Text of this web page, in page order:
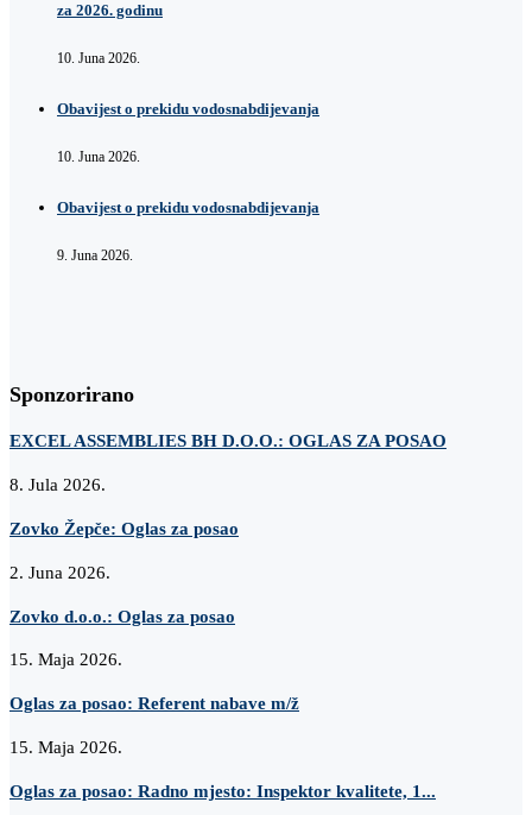
za 2026. godinu
10. Juna 2026.
Obavijest o prekidu vodosnabdijevanja
10. Juna 2026.
Obavijest o prekidu vodosnabdijevanja
9. Juna 2026.
Sponzorirano
EXCEL ASSEMBLIES BH D.O.O.: OGLAS ZA POSAO
8. Jula 2026.
Zovko Žepče: Oglas za posao
2. Juna 2026.
Zovko d.o.o.: Oglas za posao
15. Maja 2026.
Oglas za posao: Referent nabave m/ž
15. Maja 2026.
Oglas za posao: Radno mjesto: Inspektor kvalitete, 1...